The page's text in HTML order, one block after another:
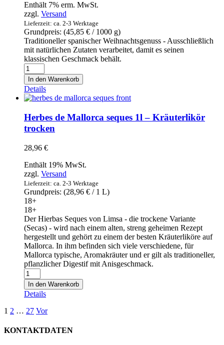
Riesenoliven
150g
Menge
Enthält 7% erm. MwSt.
zzgl. Versand
Lieferzeit: ca. 2-3 Werktage
Grundpreis: (45,85 € / 1000 g)
Traditioneller spanischer Weihnachtsgenuss - Ausschließlich
mit natürlichen Zutaten verarbeitet, damit es seinen
klassischen Geschmack behält.
Turron
de
almendra
blando
-
Dos
Hermanos
-
Mandel
200g
Menge
In den Warenkorb
Details
Herbes de Mallorca seques 1l – Kräuterlikör
trocken
28,96 €
Enthält 19% MwSt.
zzgl. Versand
Lieferzeit: ca. 2-3 Werktage
Grundpreis: (28,96 € / 1 L)
18+
18+
Der Hierbas Seques von Limsa - die trockene Variante
(Secas) - wird nach einem alten, streng geheimen Rezept
hergestellt und gehört zu einem der besten Kräuterliköre auf
Mallorca. In ihm befinden sich viele verschiedene, für
Mallorca typische, Aromakräuter und er gilt als traditioneller,
pflanzlicher Digestif mit Anisgeschmack.
Herbes
de
Mallorca
seques
1l
Kräuterlikör
trocken
In den Warenkorb
Details
1 2 … 27 Vor
KONTAKTDATEN